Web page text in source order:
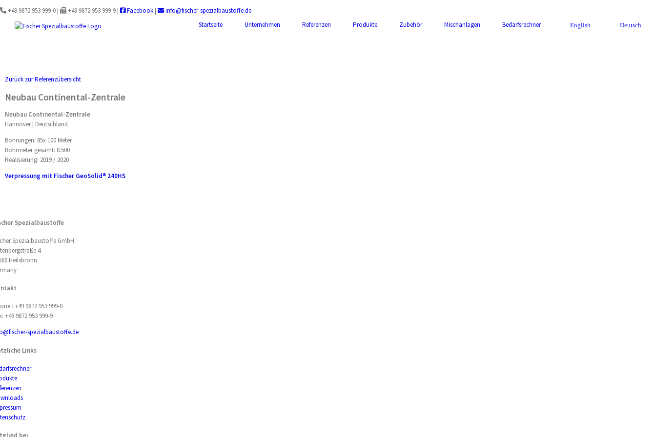
Inhalt
springen
+49 9872 953 999-0 | +49 9872 953 999-9 | Facebook |
info@fischer-spezialbaustoffe.de
Startseite
Unternehmen Referenzen Produkte Zubehör Mischanlagen Bedarfsrechner English Deutsch
Zurück zur Referenzübersicht
Neubau Continental-Zentrale
Neubau Continental-Zentrale
Hannover | Deutschland
Bohrungen: 85x 100 Meter
Bohrmeter gesamt: 8.500
Realisierung: 2019 / 2020
Verpressung mit Fischer GeoSolid® 240HS
Spezialbaustoffe
Spezialbaustoffe GmbH
4
Heilsbronn
+49 9872 953 999-0
+49 9872 953 999-9
spezialbaustoffe.de
Links